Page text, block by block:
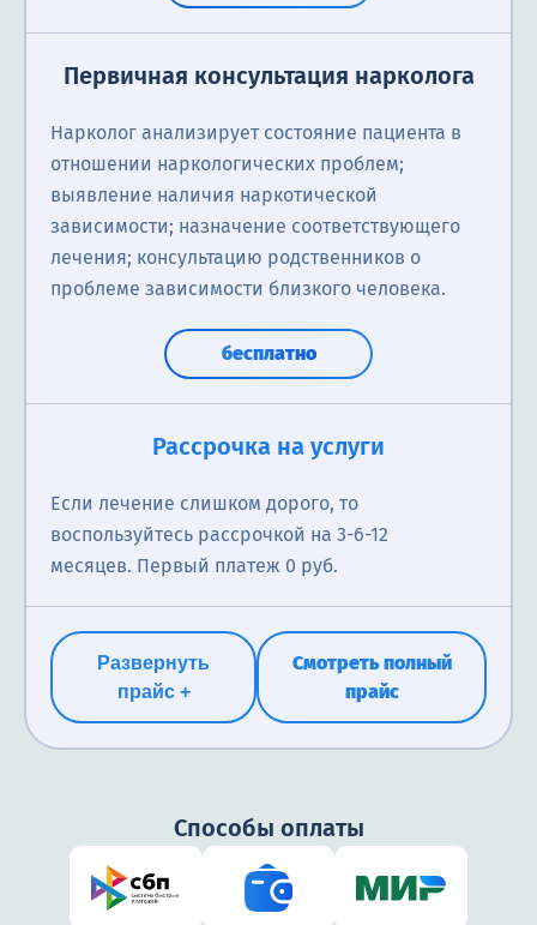
Первичная консультация нарколога
Нарколог анализирует состояние пациента в
отношении наркологических проблем;
выявление наличия наркотической
зависимости; назначение соответствующего
лечения; консультацию родственников о
проблеме зависимости близкого человека.
бесплатно
Рассрочка на услуги
Если лечение слишком дорого, то
воспользуйтесь рассрочкой на 3-6-12
месяцев. Первый платеж 0 руб.
Развернуть
прайс +
Смотреть полный
прайс
Способы оплаты